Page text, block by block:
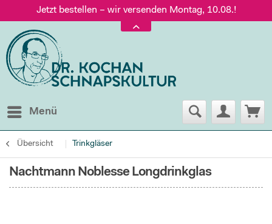
Jetzt bestellen – wir versenden Montag, 10.08.!
Versand nur 5,60 €, gratis ab 95 € Warenwert
Jetzt bestellen – wir versenden Montag, 10.08.!
Menü
Übersicht Trinkgläser
Nachtmann Noblesse Longdrinkglas